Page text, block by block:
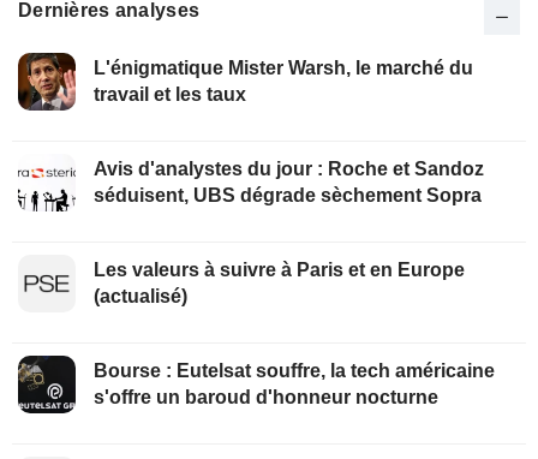
Dernières analyses
L'énigmatique Mister Warsh, le marché du
travail et les taux
Avis d'analystes du jour : Roche et Sandoz
séduisent, UBS dégrade sèchement Sopra
Les valeurs à suivre à Paris et en Europe
(actualisé)
Bourse : Eutelsat souffre, la tech américaine
s'offre un baroud d'honneur nocturne